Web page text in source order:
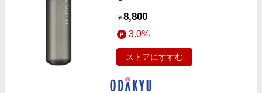
￥ 8,800
3.0%
ストアにすすむ